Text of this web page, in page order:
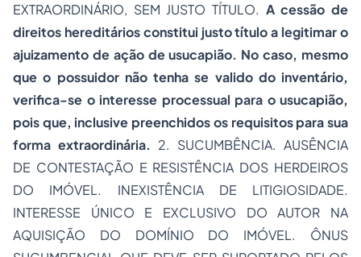
EXTRAORDINÁRIO, SEM JUSTO TÍTULO. A cessão de
direitos hereditários constitui justo título a legitimar o
ajuizamento de ação de usucapião. No caso, mesmo
que o possuidor não tenha se valido do inventário,
verifica-se o interesse processual para o usucapião,
pois que, inclusive preenchidos os requisitos para sua
forma extraordinária. 2. SUCUMBÊNCIA. AUSÊNCIA
DE CONTESTAÇÃO E RESISTÊNCIA DOS HERDEIROS
DO IMÓVEL. INEXISTÊNCIA DE LITIGIOSIDADE.
INTERESSE ÚNICO E EXCLUSIVO DO AUTOR NA
AQUISIÇÃO DO DOMÍNIO DO IMÓVEL. ÔNUS